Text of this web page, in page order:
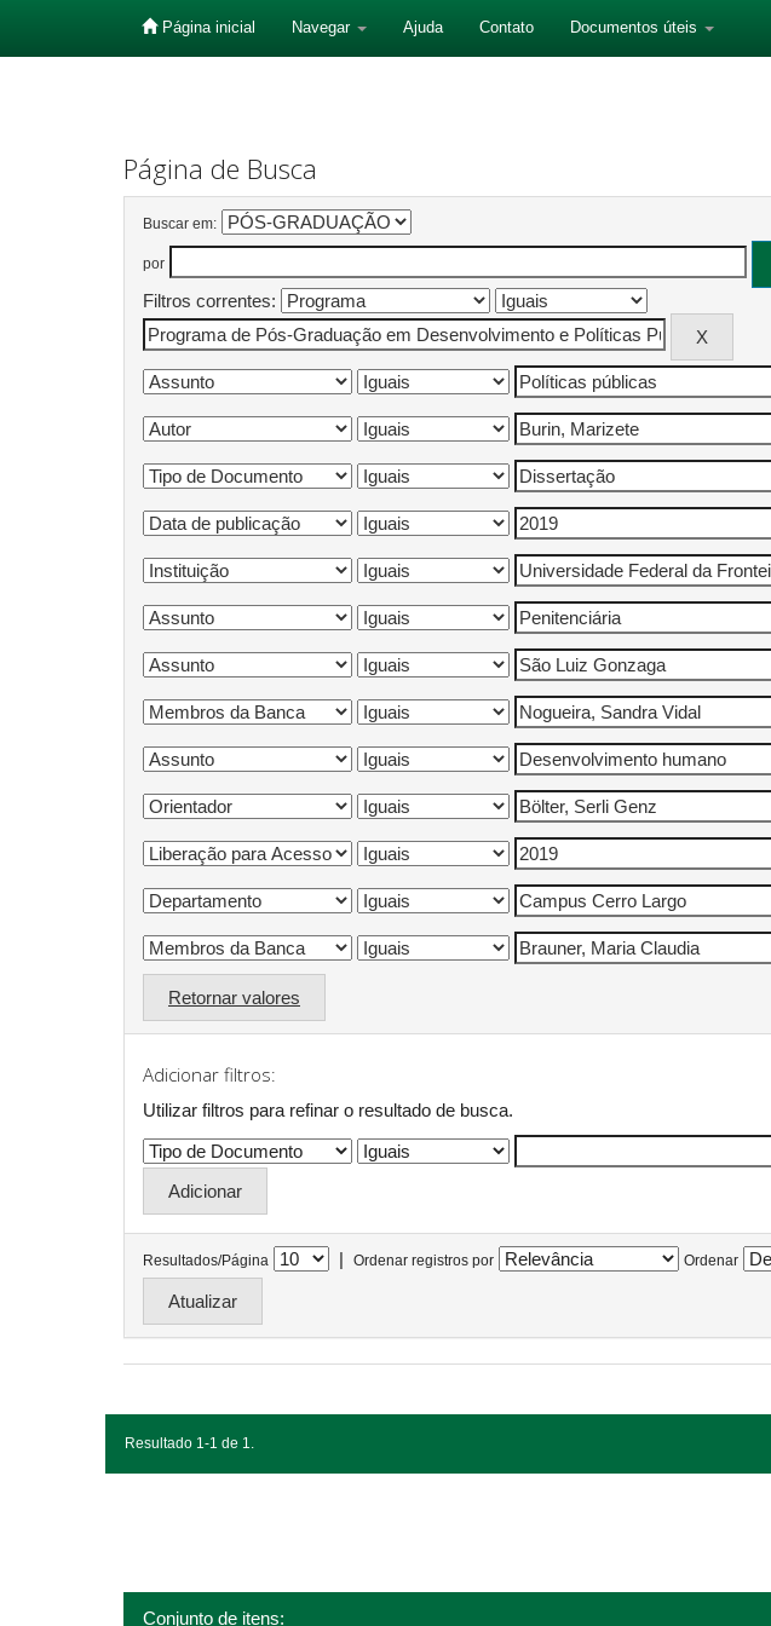
Página inicial Navegar Ajuda Contato Documentos úteis
Página de Busca
Buscar em:
por
Filtros correntes:
Retornar valores
Adicionar filtros:
Utilizar filtros para refinar o resultado de busca.
Resultados/Página | Ordenar registros por Ordenar
Resultado 1-1 de 1.
Conjunto de itens: